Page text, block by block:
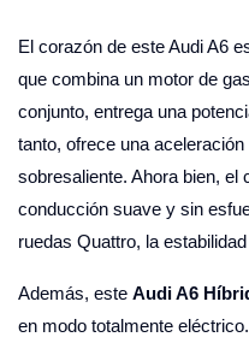
El corazón de este Audi A6
que combina un motor de
conjunto, entrega una
tanto, ofrece una
sobresaliente. Ahora bien, el
conducción suave y sin
ruedas Quattro, la
Además, este Audi A6
en modo totalmente